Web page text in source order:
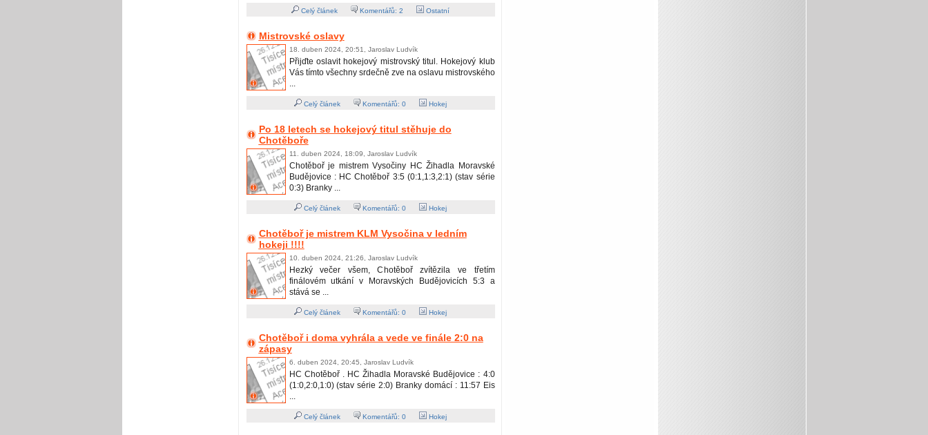
Celý článek Komentářů: 2 Ostatní
Mistrovské oslavy
18. duben 2024, 20:51, Jaroslav Ludvík
Přijďte oslavit hokejový mistrovský titul. Hokejový klub
Vás tímto všechny srdečně zve na oslavu mistrovského
...
Celý článek Komentářů: 0 Hokej
Po 18 letech se hokejový titul stěhuje do
Chotěboře
11. duben 2024, 18:09, Jaroslav Ludvík
Chotěboř je mistrem Vysočiny HC Žihadla Moravské
Budějovice : HC Chotěboř 3:5 (0:1,1:3,2:1) (stav série
0:3) Branky ...
Celý článek Komentářů: 0 Hokej
Chotěboř je mistrem KLM Vysočina v ledním
hokeji !!!!
10. duben 2024, 21:26, Jaroslav Ludvík
Hezký večer všem, Chotěboř zvítězila ve třetím
finálovém utkání v Moravských Budějovicích 5:3 a
stává se ...
Celý článek Komentářů: 0 Hokej
Chotěboř i doma vyhrála a vede ve finále 2:0 na
zápasy
6. duben 2024, 20:45, Jaroslav Ludvík
HC Chotěboř . HC Žihadla Moravské Budějovice : 4:0
(1:0,2:0,1:0) (stav série 2:0) Branky domácí : 11:57 Eis
...
Celý článek Komentářů: 0 Hokej